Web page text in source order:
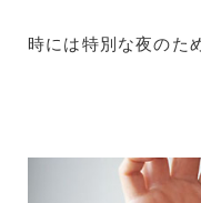
時には特別な夜のた